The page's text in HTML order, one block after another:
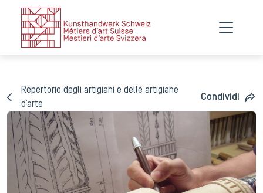
Repertorio degli artigiani e delle artigiane
d’arte
Condividi